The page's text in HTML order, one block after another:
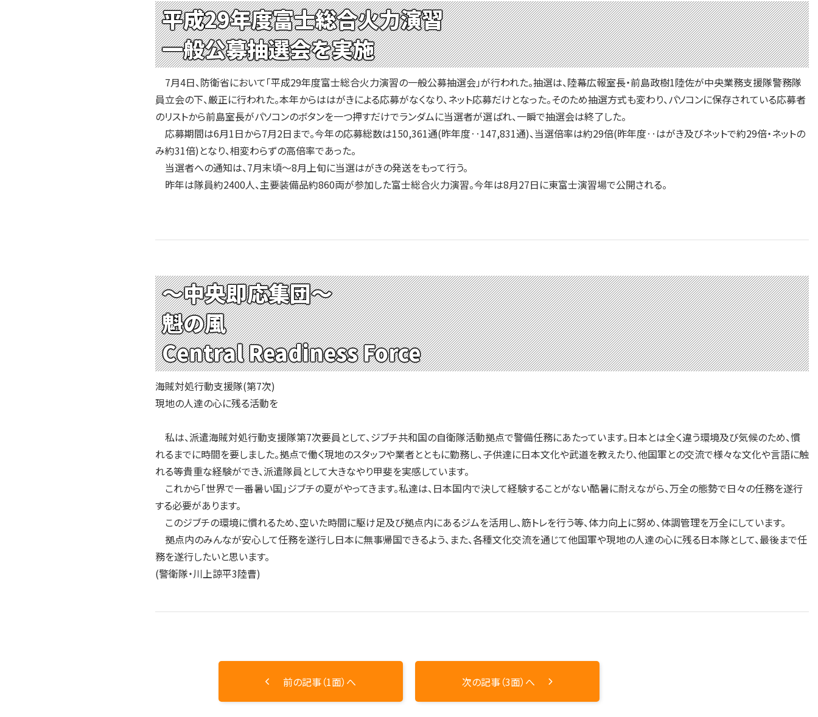
平成29年度富士総合火力演習
一般公募抽選会を実施
7月4日、防衛省において「平成29年度富士総合火力演習の一般公募抽選会」が行われた。抽選は、陸幕広報室長・前島政樹1陸佐が中央業務支援隊警務隊
員立会の下、厳正に行われた。本年からははがきによる応募がなくなり、ネット応募だけとなった。そのため抽選方式も変わり、パソコンに保存されている応募者
のリストから前島室長がパソコンのボタンを一つ押すだけでランダムに当選者が選ばれ、一瞬で抽選会は終了した。
応募期間は6月1日から7月2日まで。今年の応募総数は150,361通(昨年度‥147,831通)、当選倍率は約29倍(昨年度‥はがき及びネットで約29倍・ネットの
み約31倍)となり、相変わらずの高倍率であった。
当選者への通知は、7月末頃～8月上旬に当選はがきの発送をもって行う。
昨年は隊員約2400人、主要装備品約860両が参加した富士総合火力演習。今年は8月27日に東富士演習場で公開される。
～中央即応集団～
魁の風
Central Readiness Force
海賊対処行動支援隊(第7次)
現地の人達の心に残る活動を
私は、派遣海賊対処行動支援隊第7次要員として、ジブチ共和国の自衛隊活動拠点で警備任務にあたっています。日本とは全く違う環境及び気候のため、慣
れるまでに時間を要しました。拠点で働く現地のスタッフや業者とともに勤務し、子供達に日本文化や武道を教えたり、他国軍との交流で様々な文化や言語に触
れる等貴重な経験ができ、派遣隊員として大きなやり甲斐を実感しています。
これから「世界で一番暑い国」ジブチの夏がやってきます。私達は、日本国内で決して経験することがない酷暑に耐えながら、万全の態勢で日々の任務を遂行
する必要があります。
このジブチの環境に慣れるため、空いた時間に駆け足及び拠点内にあるジムを活用し、筋トレを行う等、体力向上に努め、体調管理を万全にしています。
拠点内のみんなが安心して任務を遂行し日本に無事帰国できるよう、また、各種文化交流を通じて他国軍や現地の人達の心に残る日本隊として、最後まで任
務を遂行したいと思います。
(警衛隊・川上諒平3陸曹)
前の記事（1面）へ 次の記事（3面）へ